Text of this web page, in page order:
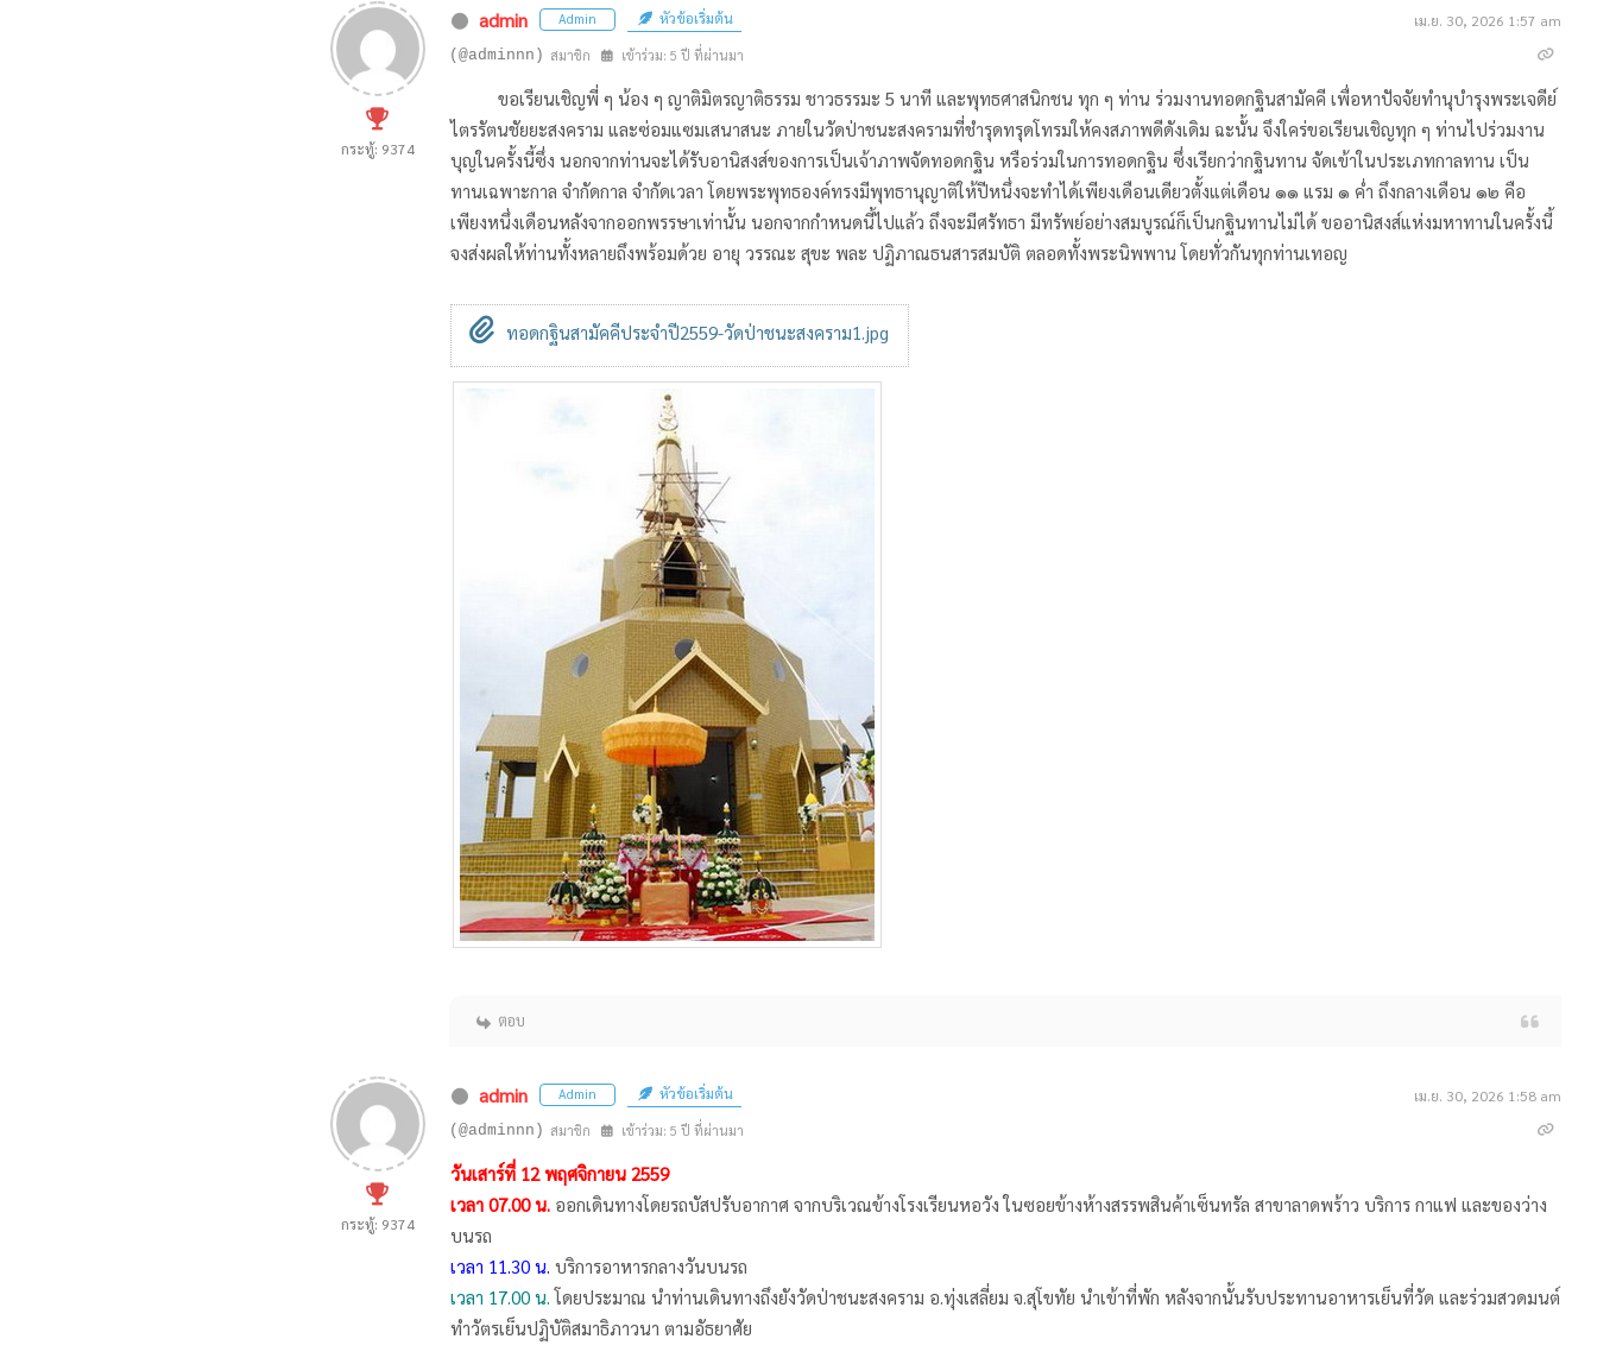
กระทู้: 9374
admin Admin หัวข้อเริ่มต้น เม.ย. 30, 2026 1:57 am
(@adminnn) สมาชิก เข้าร่วม: 5 ปี ที่ผ่านมา
ขอเรียนเชิญพี่ ๆ น้อง ๆ ญาติมิตรญาติธรรม ชาวธรรมะ 5 นาที และพุทธศาสนิกชน ทุก ๆ ท่าน ร่วมงานทอดกฐินสามัคคี เพื่อหาปัจจัยทำนุบำรุงพระเจดีย์
ไตรรัตนชัยยะสงคราม และซ่อมแซมเสนาสนะ ภายในวัดป่าชนะสงครามที่ชำรุดทรุดโทรมให้คงสภาพดีดังเดิม ฉะนั้น จึงใคร่ขอเรียนเชิญทุก ๆ ท่านไปร่วมงาน
บุญในครั้งนี้ซึ่ง นอกจากท่านจะได้รับอานิสงส์ของการเป็นเจ้าภาพจัดทอดกฐิน หรือร่วมในการทอดกฐิน ซึ่งเรียกว่ากฐินทาน จัดเข้าในประเภทกาลทาน เป็น
ทานเฉพาะกาล จำกัดกาล จำกัดเวลา โดยพระพุทธองค์ทรงมีพุทธานุญาติให้ปีหนึ่งจะทำได้เพียงเดือนเดียวตั้งแต่เดือน ๑๑ แรม ๑ ค่ำ ถึงกลางเดือน ๑๒ คือ
เพียงหนึ่งเดือนหลังจากออกพรรษาเท่านั้น นอกจากกำหนดนี้ไปแล้ว ถึงจะมีศรัทธา มีทรัพย์อย่างสมบูรณ์ก็เป็นกฐินทานไม่ได้ ขออานิสงส์แห่งมหาทานในครั้งนี้
จงส่งผลให้ท่านทั้งหลายถึงพร้อมด้วย อายุ วรรณะ สุขะ พละ ปฏิภาณธนสารสมบัติ ตลอดทั้งพระนิพพาน โดยทั่วกันทุกท่านเทอญ
ทอดกฐินสามัคคีประจำปี2559-วัดป่าชนะสงคราม1.jpg
ตอบ
กระทู้: 9374
admin Admin หัวข้อเริ่มต้น เม.ย. 30, 2026 1:58 am
(@adminnn) สมาชิก เข้าร่วม: 5 ปี ที่ผ่านมา
วันเสาร์ที่ 12 พฤศจิกายน 2559
เวลา 07.00 น.ออกเดินทางโดยรถบัสปรับอากาศ จากบริเวณข้างโรงเรียนหอวัง ในซอยข้างห้างสรรพสินค้าเซ็นทรัล สาขาลาดพร้าว บริการ กาแฟ และของว่าง
บนรถ
เวลา 11.30 น. บริการอาหารกลางวันบนรถ
เวลา 17.00 น. โดยประมาณ นำท่านเดินทางถึงยังวัดป่าชนะสงคราม อ.ทุ่งเสลี่ยม จ.สุโขทัย นำเข้าที่พัก หลังจากนั้นรับประทานอาหารเย็นที่วัด และร่วมสวดมนต์
ทำวัตรเย็นปฏิบัติสมาธิภาวนา ตามอัธยาศัย